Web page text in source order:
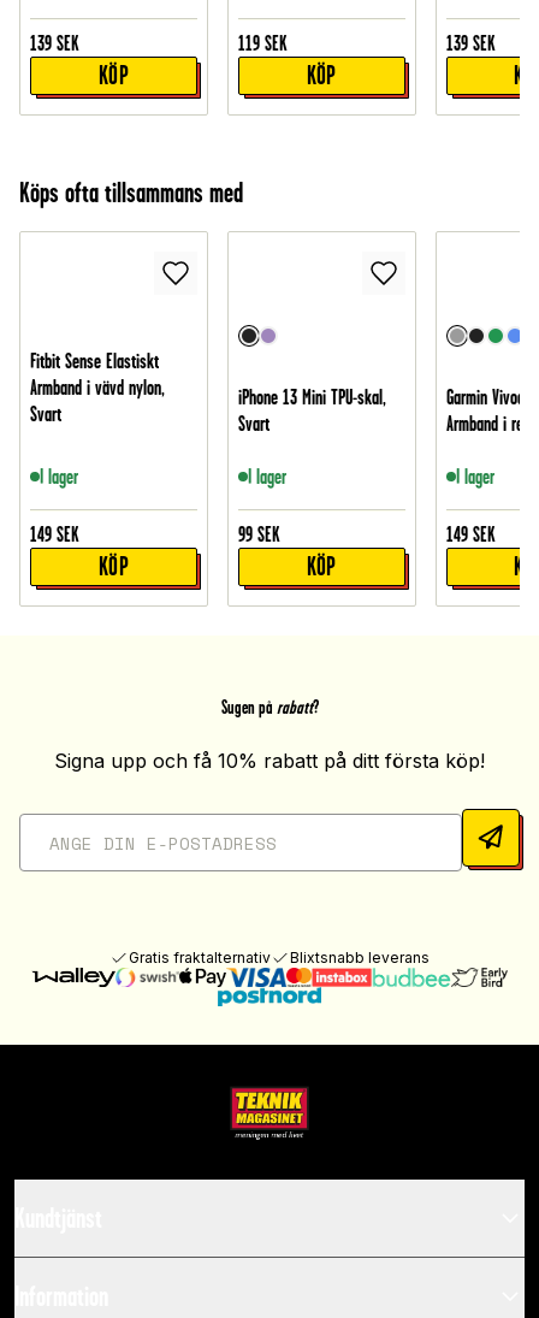
139 SEK
KÖP
119 SEK
KÖP
139 SEK
Köps ofta tillsammans med
Fitbit Sense Elastiskt
Armband i vävd nylon,
Svart
I lager
149 SEK
KÖP
iPhone 13 Mini TPU-skal,
Svart
I lager
99 SEK
KÖP
Garmin
Armband i
I lager
149 SEK
Sugen på rabatt?
Signa upp och få 10% rabatt på ditt första köp!
Gratis fraktalternativ Blixtsnabb leverans